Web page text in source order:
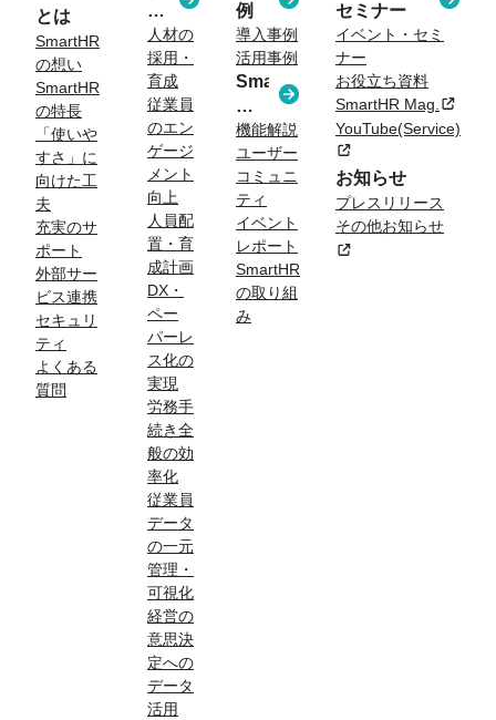
とは
SmartHR
の想い
SmartHR
の特長
「使いや
すさ」に
向けた工
夫
充実のサ
ポート
外部サー
ビス連携
セキュリ
ティ
よくある
質問
決
す
る
課
題
人材の
採用・
育成
従業員
のエン
ゲージ
メント
向上
人員配
置・育
成計画
DX・
ペー
パーレ
ス化の
実現
労務手
続き全
般の効
率化
従業員
データ
の一元
管理・
可視化
経営の
意思決
定への
データ
活用
例
導入事例
活用事例
SmartHR
コ
ラ
ム
機能解説
ユーザー
コミュニ
ティ
イベント
レポート
SmartHR
の取り組
み
セミナー
イベント・セミ
ナー
お役立ち資料
SmartHR Mag.新規タ
YouTube(Service)
新規タブまたはウィン
お知らせ
プレスリリース
その他お知らせ
新規タブまたはウィン